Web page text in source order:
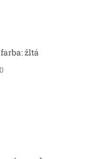
žltá